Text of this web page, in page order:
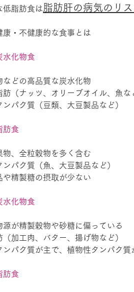
低脂肪食は 脂肪肝の病気のリス
康・不健康的な食事とは
水化物食
どの高品質な炭水化物
ナッツ、オリーブオイル、魚な
ク質（豆類、大豆製品など）
肪食
、全粒穀物を多く含む
ク質（魚、大豆製品など）
精製糖の摂取が少ない
水化物食
精製穀物や砂糖に偏っている
工肉、バター、揚げ物など）
ク質が主で、植物性タンパク質
肪食